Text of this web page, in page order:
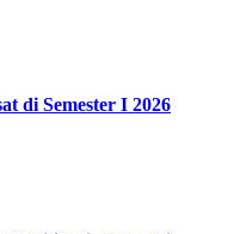
di Semester I 2026